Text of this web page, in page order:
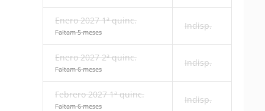
Enero 2027 1ª quinc.
Faltam 5 meses
Indisp.
Enero 2027 2ª quinc.
Faltam 6 meses
Indisp.
Febrero 2027 1ª quinc.
Faltam 6 meses
Indisp.